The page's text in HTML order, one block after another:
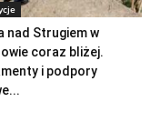
nad Strugiem w
coraz bliżej.
i podpory